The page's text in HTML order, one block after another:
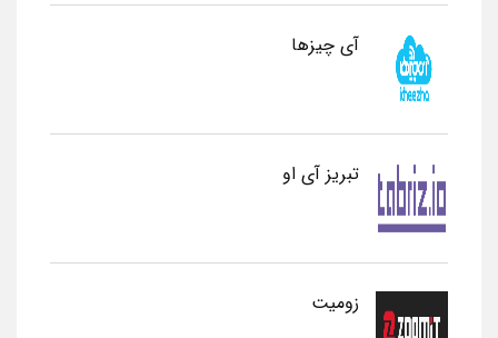
آی چیزها
تبریز آی او
زومیت